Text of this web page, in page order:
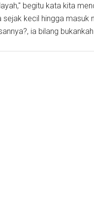
begitu kata kita
kecil hingga
ia bilang